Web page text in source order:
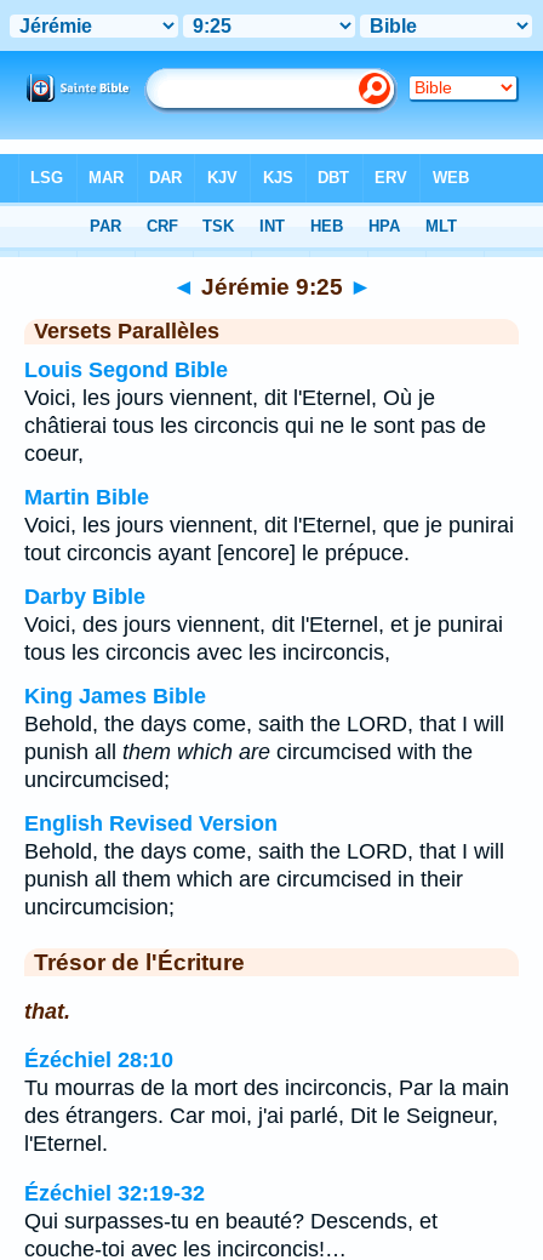
Chapitre 9> Verset 25
◄ Jérémie 9:25 ►
Versets Parallèles
Louis Segond Bible
Voici, les jours viennent, dit l'Eternel, Où je
châtierai tous les circoncis qui ne le sont pas de
coeur,
Martin Bible
Voici, les jours viennent, dit l'Eternel, que je punirai
tout circoncis ayant [encore] le prépuce.
Darby Bible
Voici, des jours viennent, dit l'Eternel, et je punirai
tous les circoncis avec les incirconcis,
King James Bible
Behold, the days come, saith the LORD, that I will
punish all them which are circumcised with the
uncircumcised;
English Revised Version
Behold, the days come, saith the LORD, that I will
punish all them which are circumcised in their
uncircumcision;
Trésor de l'Écriture
that.
Ézéchiel 28:10
Tu mourras de la mort des incirconcis, Par la main
des étrangers. Car moi, j'ai parlé, Dit le Seigneur,
l'Eternel.
Ézéchiel 32:19-32
Qui surpasses-tu en beauté? Descends, et
couche-toi avec les incirconcis!…